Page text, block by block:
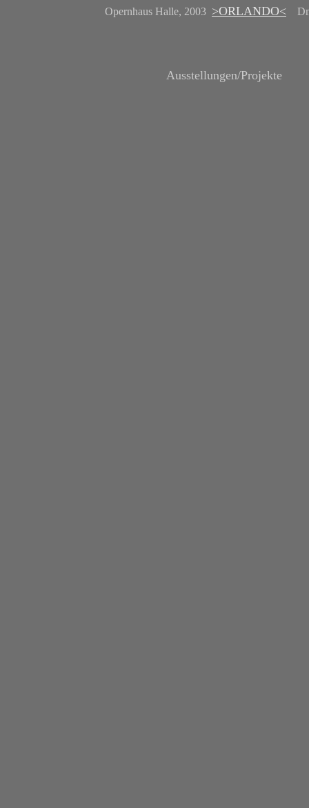
Opernhaus Halle, 2003 >ORLANDO<
Ausstellungen/